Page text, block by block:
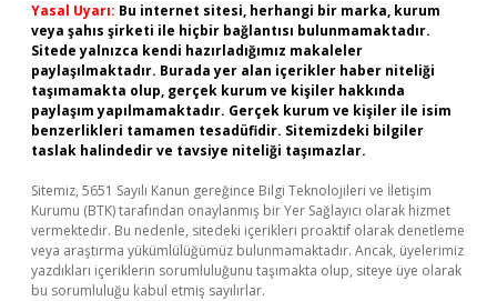
Yasal Uyarı: Bu internet sitesi, herhangi bir marka, kurum
veya şahıs şirketi ile hiçbir bağlantısı bulunmamaktadır.
Sitede yalnızca kendi hazırladığımız makaleler
paylaşılmaktadır. Burada yer alan içerikler haber niteliği
taşımamakta olup, gerçek kurum ve kişiler hakkında
paylaşım yapılmamaktadır. Gerçek kurum ve kişiler ile isim
benzerlikleri tamamen tesadüfidir. Sitemizdeki bilgiler
taslak halindedir ve tavsiye niteliği taşımazlar.
Sitemiz, 5651 Sayılı Kanun gereğince Bilgi Teknolojileri ve İletişim
Kurumu (BTK) tarafından onaylanmış bir Yer Sağlayıcı olarak hizmet
vermektedir. Bu nedenle, sitedeki içerikleri proaktif olarak denetleme
veya araştırma yükümlülüğümüz bulunmamaktadır. Ancak, üyelerimiz
yazdıkları içeriklerin sorumluluğunu taşımakta olup, siteye üye olarak
bu sorumluluğu kabul etmiş sayılırlar.